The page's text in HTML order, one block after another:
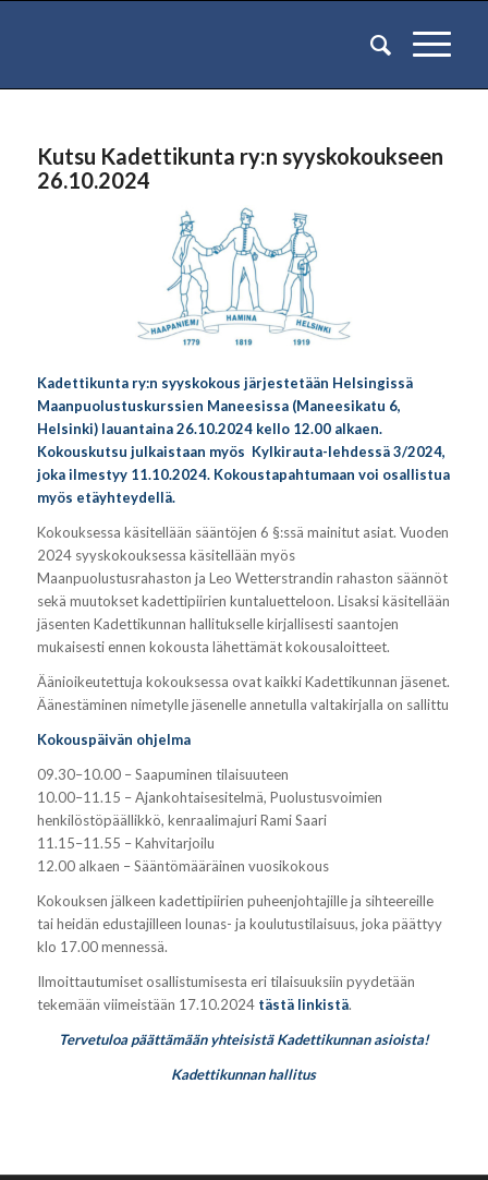
Kutsu Kadettikunta ry:n syyskokoukseen
26.10.2024
Kadettikunta ry:n syyskokous järjestetään Helsingissä
Maanpuolustuskurssien Maneesissa (Maneesikatu 6,
Helsinki) lauantaina 26.10.2024 kello 12.00 alkaen.
Kokouskutsu julkaistaan myös Kylkirauta-lehdessä 3/2024,
joka ilmestyy 11.10.2024. Kokoustapahtumaan voi osallistua
myös etäyhteydellä.
Kokouksessa käsitellään sääntöjen 6 §:ssä mainitut asiat. Vuoden
2024 syyskokouksessa käsitellään myös
Maanpuolustusrahaston ja Leo Wetterstrandin rahaston säännöt
sekä muutokset kadettipiirien kuntaluetteloon. Lisaksi käsitellään
jäsenten Kadettikunnan hallitukselle kirjallisesti saantojen
mukaisesti ennen kokousta lähettämät kokousaloitteet.
Äänioikeutettuja kokouksessa ovat kaikki Kadettikunnan jäsenet.
Äänestäminen nimetylle jäsenelle annetulla valtakirjalla on sallittu
Kokouspäivän ohjelma
09.30–10.00 – Saapuminen tilaisuuteen
10.00–11.15 – Ajankohtaisesitelmä, Puolustusvoimien
henkilöstöpäällikkö, kenraalimajuri Rami Saari
11.15–11.55 – Kahvitarjoilu
12.00 alkaen – Sääntömääräinen vuosikokous
Kokouksen jälkeen kadettipiirien puheenjohtajille ja sihteereille
tai heidän edustajilleen lounas- ja koulutustilaisuus, joka päättyy
klo 17.00 mennessä.
Ilmoittautumiset osallistumisesta eri tilaisuuksiin pyydetään
tekemään viimeistään 17.10.2024 tästä linkistä.
Tervetuloa päättämään yhteisistä Kadettikunnan asioista!
Kadettikunnan hallitus